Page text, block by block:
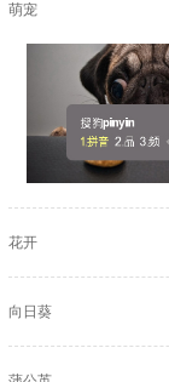
萌宠
花开
向日葵